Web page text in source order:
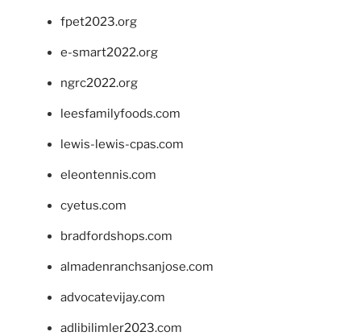
fpet2023.org
e-smart2022.org
ngrc2022.org
leesfamilyfoods.com
lewis-lewis-cpas.com
eleontennis.com
cyetus.com
bradfordshops.com
almadenranchsanjose.com
advocatevijay.com
adlibilimler2023.com